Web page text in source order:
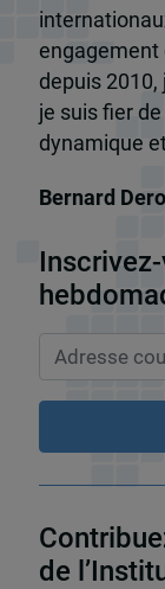
engagement
depuis 2010,
je suis fier
dynamique
Bernard
de